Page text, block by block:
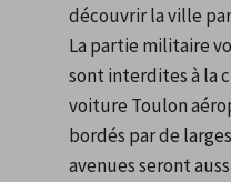
découvrir la ville
La partie militaire
sont interdites à la
voiture Toulon
bordés par de
avenues seront